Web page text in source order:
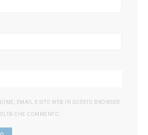
EMAIL E SITO WEB IN QUESTO BROWSER
CHE COMMENTO.